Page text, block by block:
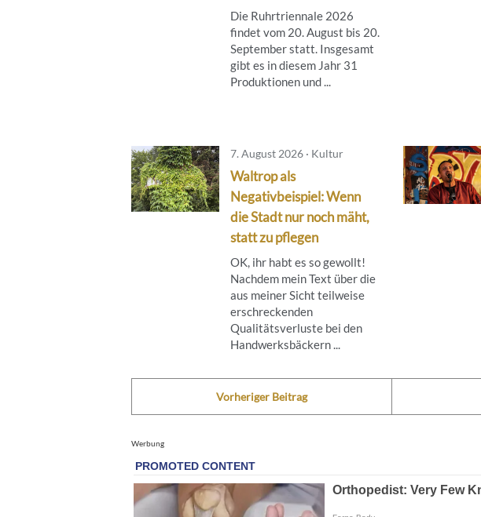
Die Ruhrtriennale 2026
findet vom 20. August bis 20.
September statt. Insgesamt
gibt es in diesem Jahr 31
Produktionen und ...
7. August 2026 · Kultur
Waltrop als
Negativbeispiel: Wenn
die Stadt nur noch mäht,
statt zu pflegen
OK, ihr habt es so gewollt!
Nachdem mein Text über die
aus meiner Sicht teilweise
erschreckenden
Qualitätsverluste bei den
Handwerksbäckern ...
Vorheriger Beitrag
Werbung